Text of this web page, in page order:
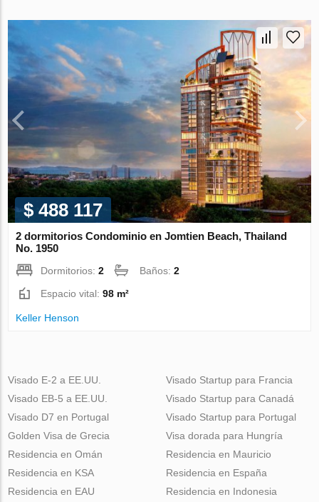
$ 488 117
2 dormitorios Condominio en Jomtien Beach, Thailand
No. 1950
Dormitorios:2 Baños:2
Espacio vital:98 m²
Keller Henson
Visado E-2 a EE.UU.
Visado EB-5 a EE.UU.
Visado D7 en Portugal
Golden Visa de Grecia
Visado Startup para Francia
Visado Startup para Canadá
Visado Startup para Portugal
Visa dorada para Hungría
Residencia en Omán
Residencia en KSA
Residencia en EAU
Residencia en Mauricio
Residencia en España
Residencia en Indonesia